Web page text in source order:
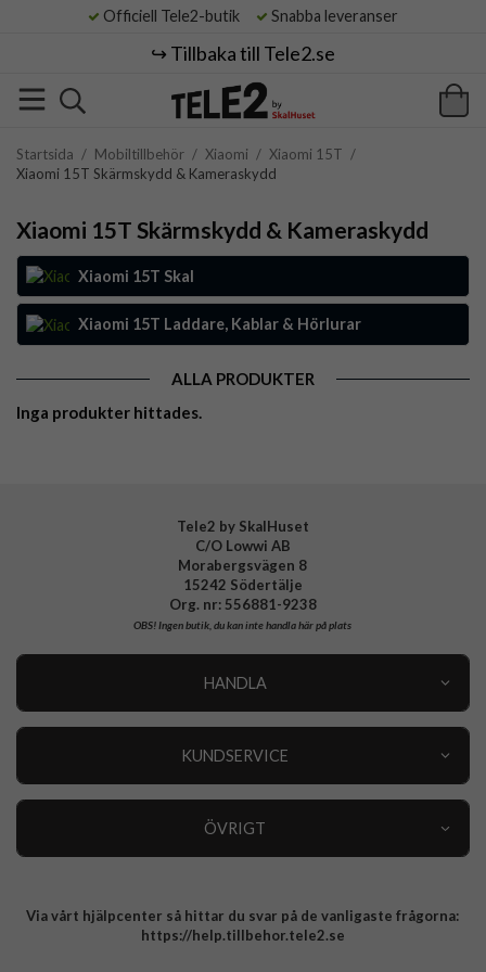
Officiell Tele2-butik Snabba leveranser
↪️ Tillbaka till Tele2.se
Startsida / Mobiltillbehör / Xiaomi / Xiaomi 15T /
Xiaomi 15T Skärmskydd & Kameraskydd
Xiaomi 15T Skärmskydd & Kameraskydd
Xiaomi 15T Skal
Xiaomi 15T Laddare, Kablar & Hörlurar
ALLA PRODUKTER
Inga produkter hittades.
Tele2 by SkalHuset
C/O Lowwi AB
Morabergsvägen 8
15242 Södertälje
Org. nr: 556881-9238
OBS!Ingen butik, du kan inte handla här på plats
HANDLA
KUNDSERVICE
ÖVRIGT
Integritetspolicy
Via vårt hjälpcenter så hittar du svar på de vanligaste frågorna:
https://help.tillbehor.tele2.se